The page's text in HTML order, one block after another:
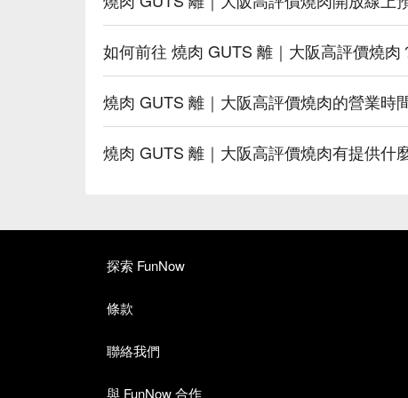
如何前往 燒肉 GUTS 離｜大阪高評價燒肉
燒肉 GUTS 離｜大阪高評價燒肉的營業時
燒肉 GUTS 離｜大阪高評價燒肉有提供什
探索 FunNow
條款
聯絡我們
與 FunNow 合作